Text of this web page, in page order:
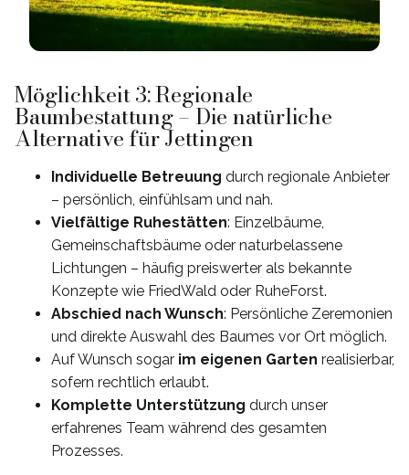
Möglichkeit 3: Regionale
Baumbestattung – Die natürliche
Alternative für Jettingen
Individuelle Betreuung durch regionale Anbieter
– persönlich, einfühlsam und nah.
Vielfältige Ruhestätten: Einzelbäume,
Gemeinschaftsbäume oder naturbelassene
Lichtungen – häufig preiswerter als bekannte
Konzepte wie FriedWald oder RuheForst.
Abschied nach Wunsch: Persönliche Zeremonien
und direkte Auswahl des Baumes vor Ort möglich.
Auf Wunsch sogar im eigenen Garten realisierbar,
sofern rechtlich erlaubt.
Komplette Unterstützung durch unser
erfahrenes Team während des gesamten
Prozesses.